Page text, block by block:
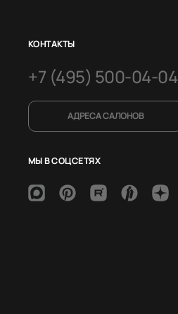
КОНТАКТЫ
+7 (495) 500-04-04
АДРЕСА САЛОНОВ
МЫ В СОЦСЕТЯХ